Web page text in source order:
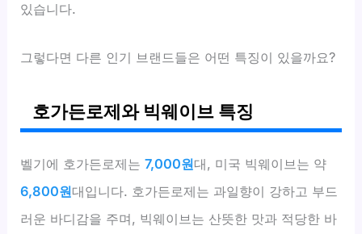
있습니다.
그렇다면 다른 인기 브랜드들은 어떤 특징이 있을까요?
호가든로제와 빅웨이브 특징
벨기에 호가든로제는7,000원대, 미국 빅웨이브는 약
6,800원대입니다. 호가든로제는 과일향이 강하고 부드
러운 바디감을 주며, 빅웨이브는 산뜻한 맛과 적당한 바